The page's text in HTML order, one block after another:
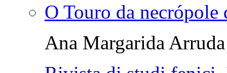
O Touro da
Ana Margarida Arruda